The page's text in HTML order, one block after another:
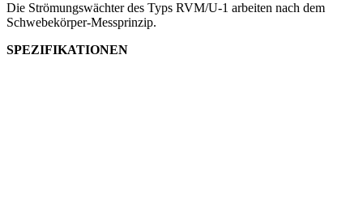
Die Strömungswächter des Typs RVM/U-1 arbeiten nach dem
Schwebekörper-Messprinzip.
SPEZIFIKATIONEN